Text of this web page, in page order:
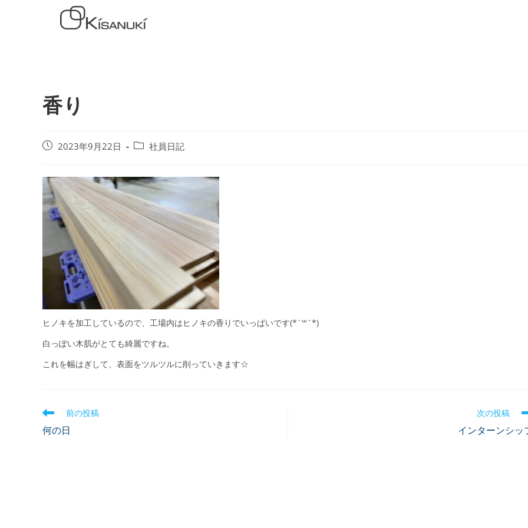
香り
2023年9月22日 社員日記
ヒノキを加工しているので、工場内はヒノキの香りでいっぱいです(*´꒳`*)
白っぽい木肌がとても綺麗ですね。
これを幅はぎして、表面をツルツルに削っていきます☆
前の投稿
何の日
次の投稿
インターンシッ